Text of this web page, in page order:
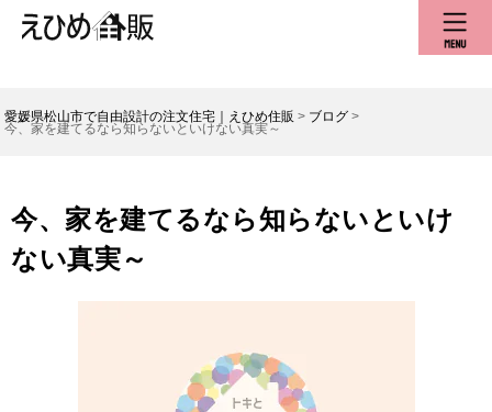
愛媛県松山市で自由設計の注文住宅｜えひめ住販 > ブログ >
今、家を建てるなら知らないといけない真実～
今、家を建てるなら知らないといけ
ない真実～